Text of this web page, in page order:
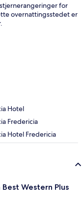
for
overnattingsstedet er
Hotel
Fredericia
Hotel Fredericia
Western Plus